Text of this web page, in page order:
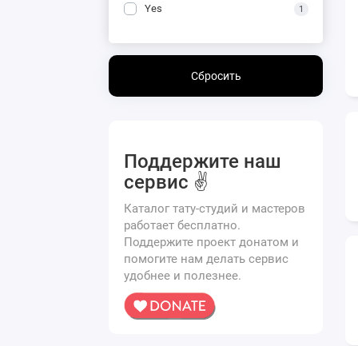
Yes 1
Сбросить
Поддержите наш
сервис ✌️
Каталог тату-студий и мастеров
работает бесплатно.
Поддержите проект донатом и
помогите нам делать сервис
удобнее и полезнее.